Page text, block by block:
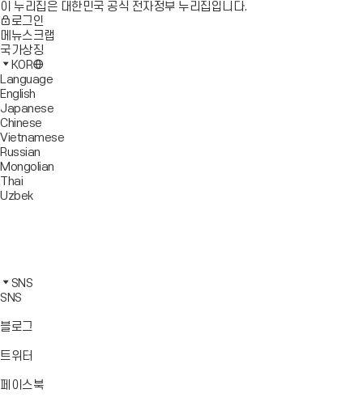
이 누리집은 대한민국 공식 전자정부 누리집입니다.
로그인
메뉴스크랩
국가상징
KOR
Language
English
Japanese
Chinese
Vietnamese
Russian
Mongolian
Thai
Uzbek
가
기
로
가
북
바
가
타
그
바
가
카
오
바
가
SNS
SNS
블로그
트위터
가
페이스북바